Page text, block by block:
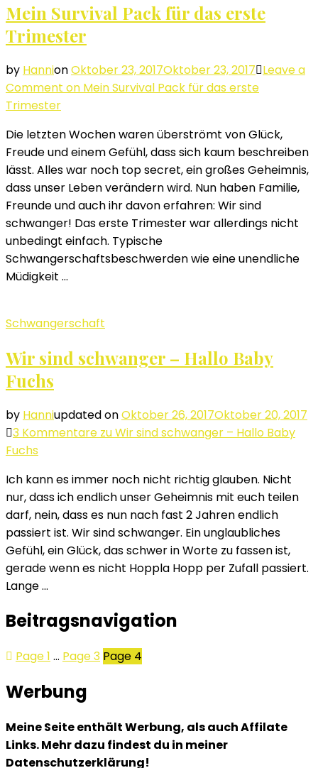
Mein Survival Pack für das erste
Trimester
by HannionOktober 23, 2017Oktober 23, 2017 Leave a
Comment on Mein Survival Pack für das erste
Trimester
Die letzten Wochen waren überströmt von Glück,
Freude und einem Gefühl, dass sich kaum beschreiben
lässt. Alles war noch top secret, ein großes Geheimnis,
dass unser Leben verändern wird. Nun haben Familie,
Freunde und auch ihr davon erfahren: Wir sind
schwanger! Das erste Trimester war allerdings nicht
unbedingt einfach. Typische
Schwangerschaftsbeschwerden wie eine unendliche
Müdigkeit …
Schwangerschaft
Wir sind schwanger – Hallo Baby
Fuchs
by Hanniupdated onOktober 26, 2017Oktober 20, 2017
3 Kommentare zu Wir sind schwanger – Hallo Baby
Fuchs
Ich kann es immer noch nicht richtig glauben. Nicht
nur, dass ich endlich unser Geheimnis mit euch teilen
darf, nein, dass es nun nach fast 2 Jahren endlich
passiert ist. Wir sind schwanger. Ein unglaubliches
Gefühl, ein Glück, das schwer in Worte zu fassen ist,
gerade wenn es nicht Hoppla Hopp per Zufall passiert.
Lange …
Beitragsnavigation
Page1 … Page3 Page 4
Werbung
Meine Seite enthält Werbung, als auch Affilate
Links. Mehr dazu findest du in meiner
Datenschutzerklärung!